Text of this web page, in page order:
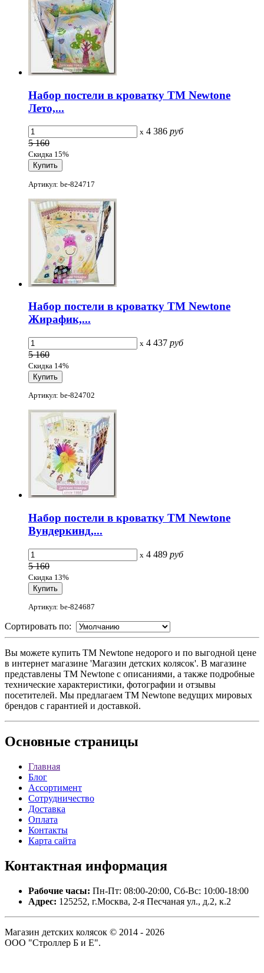
Набор постели в кроватку ТМ Newtone
Лето,...
x 4 386 руб
5 160
Скидка 15%
Артикул: be-824717
Набор постели в кроватку ТМ Newtone
Жирафик,...
x 4 437 руб
5 160
Скидка 14%
Артикул: be-824702
Набор постели в кроватку ТМ Newtone
Вундеркинд,...
x 4 489 руб
5 160
Скидка 13%
Артикул: be-824687
Сортировать по:
Вы можете купить ТМ Newtone недорого и по выгодной цене
в интернет магазине 'Магазин детских колясок'. В магазине
представлены ТМ Newtone с описаниями, а также подробные
технические характеристики, фотографии и отзывы
посетителей. Мы предлагаем ТМ Newtone ведущих мировых
брендов с гарантией и доставкой.
Основные страницы
Главная
Блог
Ассортимент
Сотрудничество
Доставка
Оплата
Контакты
Карта сайта
Контактная информация
Рабочие часы: Пн-Пт: 08:00-20:00, Сб-Вс: 10:00-18:00
Адрес: 125252, г.Москва, 2-я Песчаная ул., д.2, к.2
Магазин детских колясок © 2014 - 2026
ООО "Строллер Б и Е".